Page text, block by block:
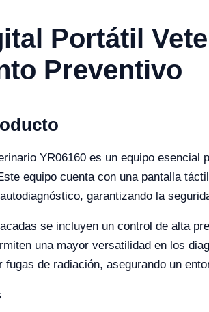
Portátil
Preventivo
YR06160 es un equipo
equipo cuenta con una pantalla
garantizando la
se incluyen un control de alta
una mayor versatilidad en los
fugas de radiación, asegurando un